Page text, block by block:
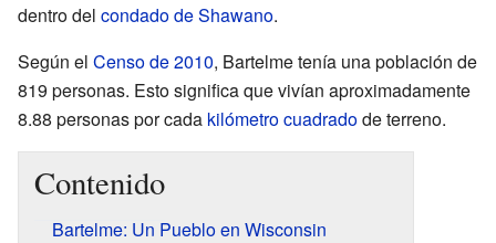
dentro del condado de Shawano.
Según el Censo de 2010, Bartelme tenía una población de
819 personas. Esto significa que vivían aproximadamente
8.88 personas por cada kilómetro cuadradode terreno.
Contenido
Bartelme: Un Pueblo en Wisconsin